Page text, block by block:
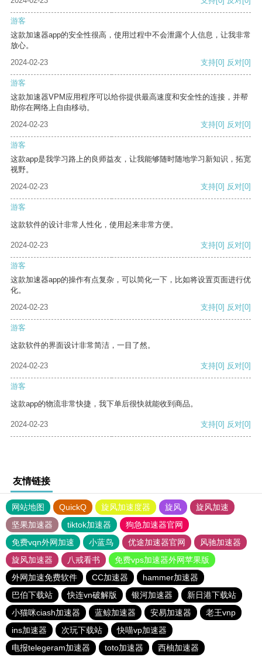
游客
这款加速器app的安全性很高，使用过程中不会泄露个人信息，让我非常
放心。
2024-02-23
支持[0] 反对[0]
游客
这款加速器VPM应用程序可以给你提供最高速度和安全性的连接，并帮
助你在网络上自由移动。
2024-02-23
支持[0] 反对[0]
游客
这款app是我学习路上的良师益友，让我能够随时随地学习新知识，拓宽
视野。
2024-02-23
支持[0] 反对[0]
游客
这款软件的设计非常人性化，使用起来非常方便。
2024-02-23 支持[0] 反对[0]
游客
这款加速器app的操作有点复杂，可以简化一下，比如将设置页面进行优
化。
2024-02-23
支持[0] 反对[0]
游客
这款软件的界面设计非常简洁，一目了然。
2024-02-23 支持[0] 反对[0]
游客
这款app的物流非常快捷，我下单后很快就能收到商品。
2024-02-23 支持[0] 反对[0]
友情链接
网站地图 QuickQ 旋风加速度器 旋风
旋风加速
坚果加速器
tiktok加速器
狗急加速器官网
免费vqn外网加速
小蓝鸟 优途加速器官网
风驰加速器
旋风加速器
八戒看书
免费vps加速器外网苹果版
外网加速免费软件
CC加速器
hammer加速器
巴伯下载站
快连vn破解版 银河加速器
新日港下载站
小猫咪ciash加速器
蓝鲸加速器 安易加速器
老王vnp
ins加速器
次玩下载站
快喵vp加速器
电报telegeram加速器
toto加速器 西柚加速器